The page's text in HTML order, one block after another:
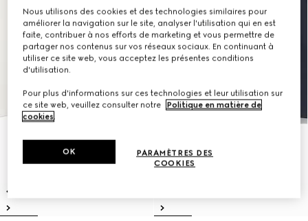
Nous utilisons des cookies et des technologies similaires pour
améliorer la navigation sur le site, analyser l'utilisation qui en est
faite, contribuer à nos efforts de marketing et vous permettre de
partager nos contenus sur vos réseaux sociaux. En continuant à
utiliser ce site web, vous acceptez les présentes conditions
d'utilisation.
Pour plus d'informations sur ces technologies et leur utilisation sur
ce site web, veuillez consulter notre
Politique en matière de
cookies.
PARAMÈTRES DES
COOKIES
OK